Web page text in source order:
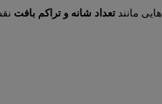
تعداد شانه و تراکم بافت